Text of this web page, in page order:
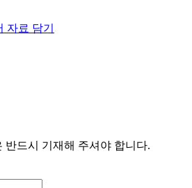
자료 담기
반드시 기재해 주셔야 합니다.